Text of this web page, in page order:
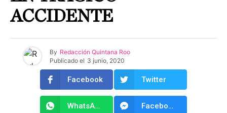
ACCIDENTE
By Redacción Quintana Roo
Publicado el 3 junio, 2020
Facebook Twitter
WhatsApp Facebook Messenger